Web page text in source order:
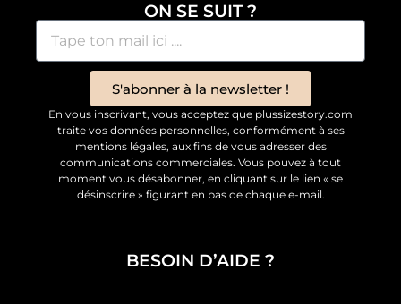
ON SE SUIT ?
S'abonner à la newsletter !
En vous inscrivant, vous acceptez que plussizestory.com
traite vos données personnelles, conformément à ses
mentions légales, aux fins de vous adresser des
communications commerciales. Vous pouvez à tout
moment vous désabonner, en cliquant sur le lien « se
désinscrire » figurant en bas de chaque e-mail.
BESOIN D’AIDE ?